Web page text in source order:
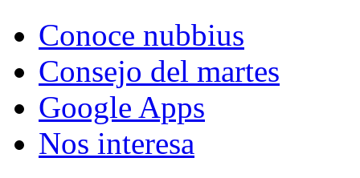
Conoce nubbius
Consejo del martes
Google Apps
Nos interesa